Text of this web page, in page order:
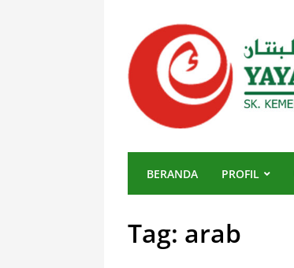
BERANDA PROFIL
Tag: arab